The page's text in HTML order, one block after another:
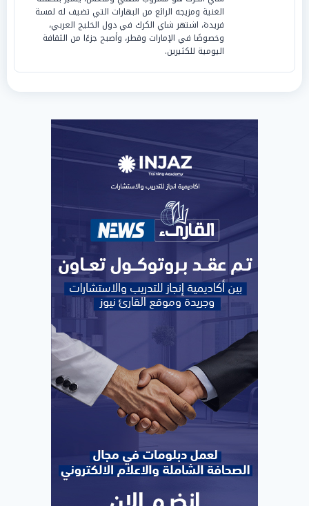
الغنية ومزيجه الرائع من البهارات التي تضيف له لمسة
فريدة، اشتهر شاي الكرك في دول الخليج العربي،
وخصوصًا في الإمارات وقطر، وأصبح جزءًا من الثقافة
اليومية للكثيرين.